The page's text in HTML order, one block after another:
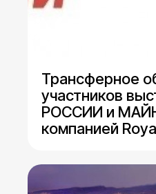
Трансферное
участников
РОССИИ и
компанией